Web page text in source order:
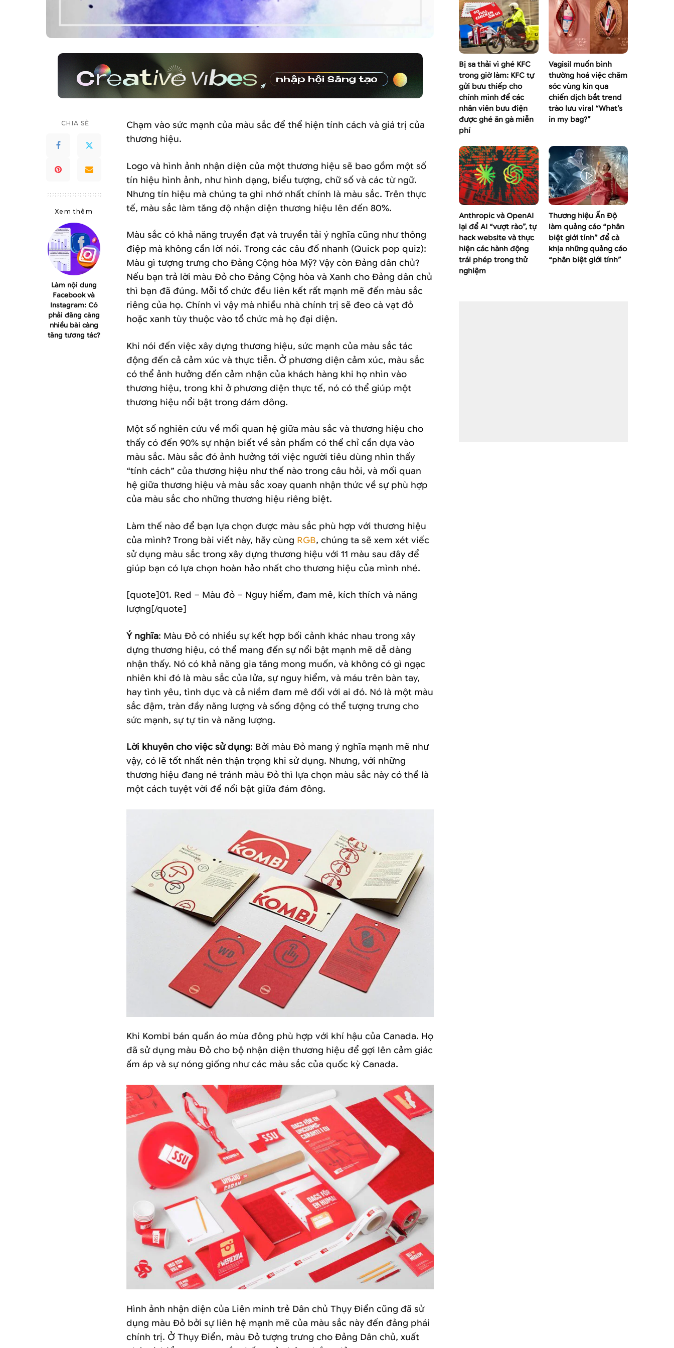
CHIA SẺ
Xem thêm
Làm nội dung
Facebook và
Instagram: Có
phải đăng càng
nhiều bài càng
tăng tương tác?
Chạm vào sức mạnh của màu sắc để thể hiện tính cách và giá trị của
thương hiệu.
Logo và hình ảnh nhận diện của một thương hiệu sẽ bao gồm một số
tín hiệu hình ảnh, như hình dạng, biểu tượng, chữ số và các từ ngữ.
Nhưng tín hiệu mà chúng ta ghi nhớ nhất chính là màu sắc. Trên thực
tế, màu sắc làm tăng độ nhận diện thương hiệu lên đến 80%.
Màu sắc có khả năng truyền đạt và truyền tải ý nghĩa cũng như thông
điệp mà không cần lời nói. Trong các câu đố nhanh (Quick pop quiz):
Màu gì tượng trưng cho Đảng Cộng hòa Mỹ? Vậy còn Đảng dân chủ?
Nếu bạn trả lời màu Đỏ cho Đảng Cộng hòa và Xanh cho Đảng dân chủ
thì bạn đã đúng. Mỗi tổ chức đều liên kết rất mạnh mẽ đến màu sắc
riêng của họ. Chính vì vậy mà nhiều nhà chính trị sẽ đeo cà vạt đỏ
hoặc xanh tùy thuộc vào tổ chức mà họ đại diện.
Khi nói đến việc xây dựng thương hiệu, sức mạnh của màu sắc tác
động đến cả cảm xúc và thực tiễn. Ở phương diện cảm xúc, màu sắc
có thể ảnh hưởng đến cảm nhận của khách hàng khi họ nhìn vào
thương hiệu, trong khi ở phương diện thực tế, nó có thể giúp một
thương hiệu nổi bật trong đám đông.
Một số nghiên cứu về mối quan hệ giữa màu sắc và thương hiệu cho
thấy có đến 90% sự nhận biết về sản phẩm có thể chỉ cần dựa vào
màu sắc. Màu sắc đó ảnh hưởng tới việc người tiêu dùng nhìn thấy
“tính cách” của thương hiệu như thế nào trong câu hỏi, và mối quan
hệ giữa thương hiệu và màu sắc xoay quanh nhận thức về sự phù hợp
của màu sắc cho những thương hiệu riêng biệt.
Làm thế nào để bạn lựa chọn được màu sắc phù hợp với thương hiệu
của mình? Trong bài viết này, hãy cùng RGB, chúng ta sẽ xem xét viếc
sử dụng màu sắc trong xây dựng thương hiệu với 11 màu sau đây để
giúp bạn có lựa chọn hoàn hảo nhất cho thương hiệu của mình nhé.
[quote]01. Red – Màu đỏ – Nguy hiểm, đam mê, kích thích và năng
lượng[/quote]
Ý nghĩa: Màu Đỏ có nhiều sự kết hợp bối cảnh khác nhau trong xây
dựng thương hiệu, có thể mang đến sự nổi bật mạnh mẽ dễ dàng
nhận thấy. Nó có khả năng gia tăng mong muốn, và không có gì ngạc
nhiên khi đó là màu sắc của lửa, sự nguy hiểm, và máu trên bàn tay,
hay tình yêu, tình dục và cả niềm đam mê đối với ai đó. Nó là một màu
sắc đậm, tràn đầy năng lượng và sống động có thể tượng trưng cho
sức mạnh, sự tự tin và năng lượng.
Lời khuyên cho việc sử dụng: Bởi màu Đỏ mang ý nghĩa mạnh mẽ như
vậy, có lẽ tốt nhất nên thận trọng khi sử dụng. Nhưng, với những
thương hiệu đang né tránh màu Đỏ thì lựa chọn màu sắc này có thể là
một cách tuyệt vời để nổi bật giữa đám đông.
Khi Kombi bán quần áo mùa đông phù hợp với khí hậu của Canada. Họ
đã sử dụng màu Đỏ cho bộ nhận diện thương hiệu để gợi lên cảm giác
ấm áp và sự nóng giống như các màu sắc của quốc kỳ Canada.
Hình ảnh nhận diện của Liên minh trẻ Dân chủ Thụy Điển cũng đã sử
dụng màu Đỏ bởi sự liên hệ mạnh mẽ của màu sắc này đến đảng phái
chính trị. Ở Thụy Điển, màu Đỏ tượng trưng cho Đảng Dân chủ, xuất
Bị sa thải vì ghé KFC
trong giờ làm: KFC tự
gửi bưu thiếp cho
chính mình để các
nhân viên bưu điện
được ghé ăn gà miễn
phí
Vagisil muốn bình
thường hoá việc chăm
sóc vùng kín qua
chiến dịch bắt trend
trào lưu viral “What’s
in my bag?”
Anthropic và OpenAI
lại để AI “vượt rào”, tự
hack website và thực
hiện các hành động
trái phép trong thử
nghiệm
Thương hiệu Ấn Độ
làm quảng cáo “phân
biệt giới tính” để cà
khịa những quảng cáo
“phân biệt giới tính”